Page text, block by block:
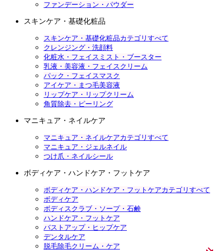
ファンデーション・パウダー
スキンケア・基礎化粧品
スキンケア・基礎化粧品カテゴリすべて
クレンジング・洗顔料
化粧水・フェイスミスト・ブースター
乳液・美容液・フェイスクリーム
パック・フェイスマスク
アイケア・まつ毛美容液
リップケア・リップクリーム
角質除去・ピーリング
マニキュア・ネイルケア
マニキュア・ネイルケアカテゴリすべて
マニキュア・ジェルネイル
つけ爪・ネイルシール
ボディケア・ハンドケア・フットケア
ボディケア・ハンドケア・フットケアカテゴリすべて
ボディケア
ボディスクラブ・ソープ・石鹸
ハンドケア・フットケア
バストアップ・ヒップケア
デンタルケア
脱毛除毛クリーム・ケア